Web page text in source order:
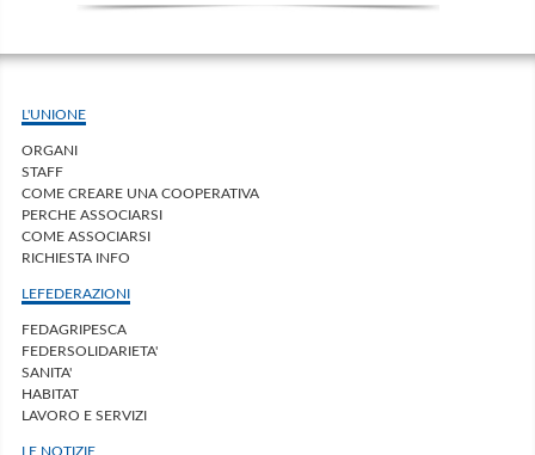
L'UNIONE
ORGANI
STAFF
COME CREARE UNA COOPERATIVA
PERCHE ASSOCIARSI
COME ASSOCIARSI
RICHIESTA INFO
LEFEDERAZIONI
FEDAGRIPESCA
FEDERSOLIDARIETA'
SANITA'
HABITAT
LAVORO E SERVIZI
LE NOTIZIE